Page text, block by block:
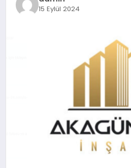
YAŞAM15 Eylül 2024